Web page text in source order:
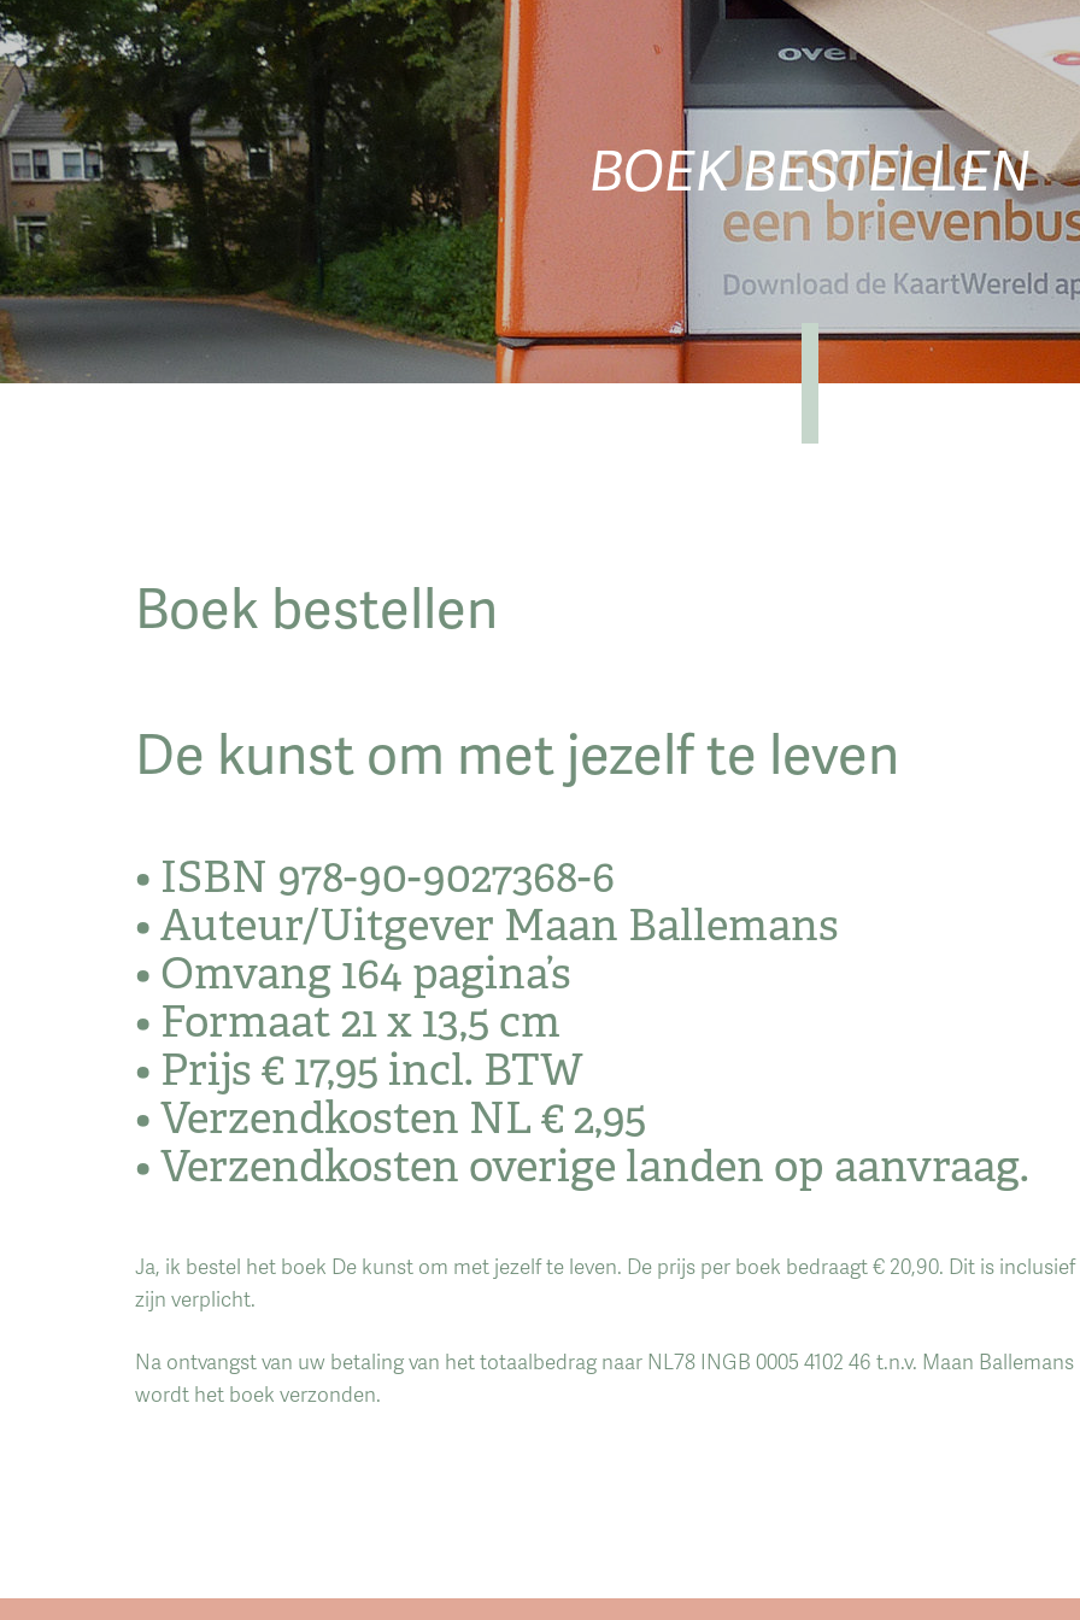
BOEK BESTELLEN
Boek bestellen
De kunst om met jezelf te leven
• ISBN 978-90-9027368-6
• Auteur/Uitgever Maan Ballemans
• Omvang 164 pagina’s
• Formaat 21 x 13,5 cm
• Prijs € 17,95 incl. BTW
• Verzendkosten NL € 2,95
• Verzendkosten overige landen op aanvraag.
Ja, ik bestel het boek De kunst om met jezelf te leven. De prijs per boek bedraagt € 20,90. Dit is
zijn verplicht.
Na ontvangst van uw betaling van het totaalbedrag naar NL78 INGB 0005 4102 46 t.n.v. Maan
wordt het boek verzonden.